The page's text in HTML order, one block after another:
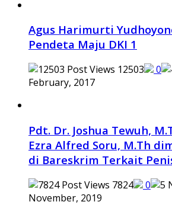
Agus Harimurti
Pendeta Maju DKI 1
12503 0
February, 2017
Pdt. Dr. Joshua Tewuh,
Ezra Alfred Soru, M.Th
di Bareskrim Terkait
7824 0
November, 2019